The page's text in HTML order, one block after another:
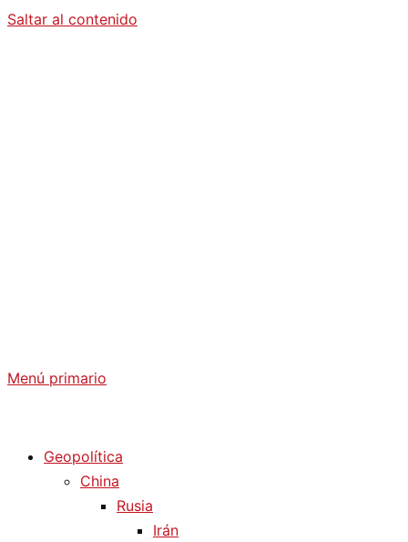
Saltar al contenido
Menú primario
Geopolítica
China
Rusia
Irán